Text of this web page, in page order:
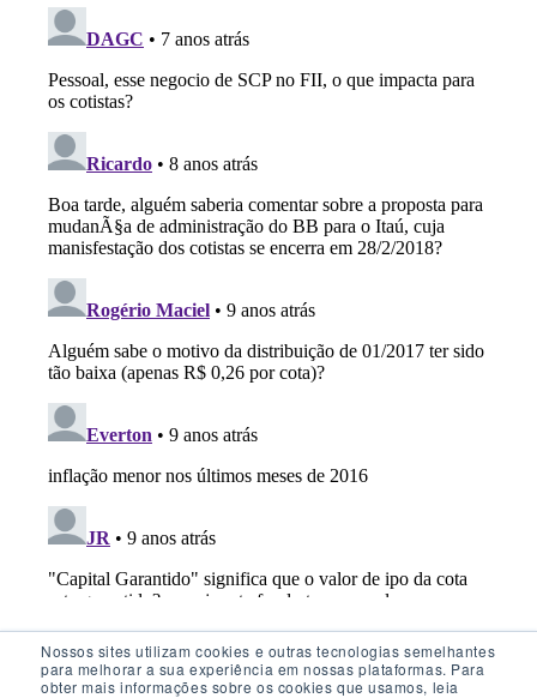
Nossos sites utilizam cookies e outras tecnologias semelhantes
para melhorar a sua experiência em nossas plataformas. Para
obter mais informações sobre os cookies que usamos, leia